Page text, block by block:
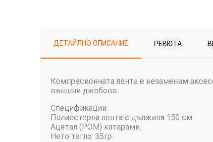
ДЕТАЙЛНО ОПИСАНИЕ РЕВЮТА
Компресионната лента е незаменим
външни джобове.
Спецификации:
Полиестерна лента с дължина 150 см.
Ацетал (POM) катарами.
Нето тегло: 35гр.